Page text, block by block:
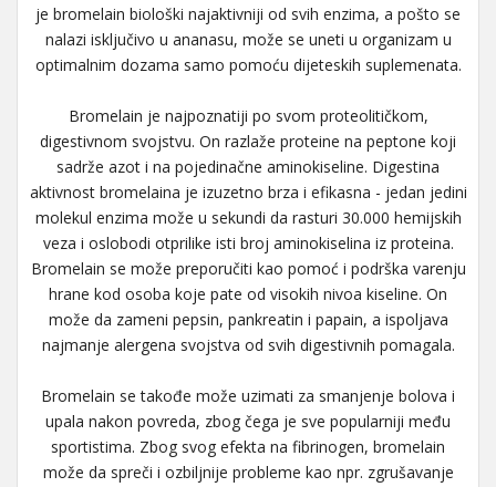
je bromelain biološki najaktivniji od svih enzima, a pošto se
nalazi isključivo u ananasu, može se uneti u organizam u
optimalnim dozama samo pomoću dijeteskih suplemenata.
Bromelain je najpoznatiji po svom proteolitičkom,
digestivnom svojstvu. On razlaže proteine na peptone koji
sadrže azot i na pojedinačne aminokiseline. Digestina
aktivnost bromelaina je izuzetno brza i efikasna - jedan jedini
molekul enzima može u sekundi da rasturi 30.000 hemijskih
veza i oslobodi otprilike isti broj aminokiselina iz proteina.
Bromelain se može preporučiti kao pomoć i podrška varenju
hrane kod osoba koje pate od visokih nivoa kiseline. On
može da zameni pepsin, pankreatin i papain, a ispoljava
najmanje alergena svojstva od svih digestivnih pomagala.
Bromelain se takođe može uzimati za smanjenje bolova i
upala nakon povreda, zbog čega je sve popularniji među
sportistima. Zbog svog efekta na fibrinogen, bromelain
može da spreči i ozbiljnije probleme kao npr. zgrušavanje